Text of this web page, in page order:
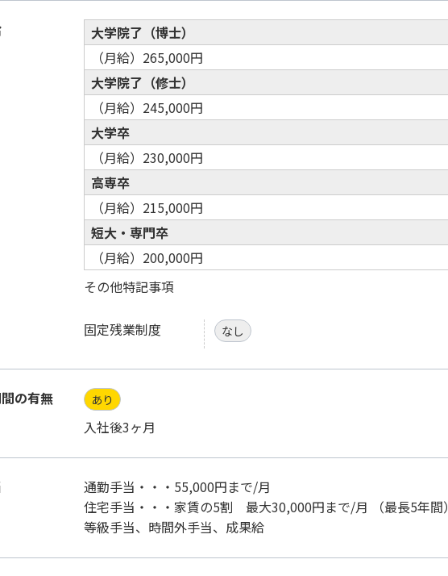
大学院了（博士）
（月給）265,000円
大学院了（修士）
（月給）245,000円
大学卒
（月給）230,000円
高専卒
（月給）215,000円
短大・専門卒
（月給）200,000円
その他特記事項
固定残業制度 なし
の有無 あり
入社後3ヶ月
通勤手当・・・55,000円まで/月
住宅手当・・・家賃の5割 最大30,000円まで/月 （最長5年間）
等級手当、時間外手当、成果給